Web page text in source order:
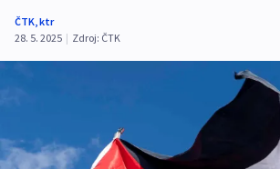
ČTK,ktr
28. 5. 2025 | Zdroj: ČTK